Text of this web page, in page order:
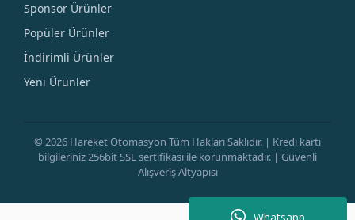
Whatsapp
Sponsor Ürünler
Popüler Ürünler
İndirimli Ürünler
Yeni Ürünler
© 2026 Hareket Otomasyon Tüm Hakları Saklıdır. | Kredi kartı
bilgileriniz 256bit SSL sertifikası ile korunmaktadır. | Güvenli
Alışveriş Altyapısı